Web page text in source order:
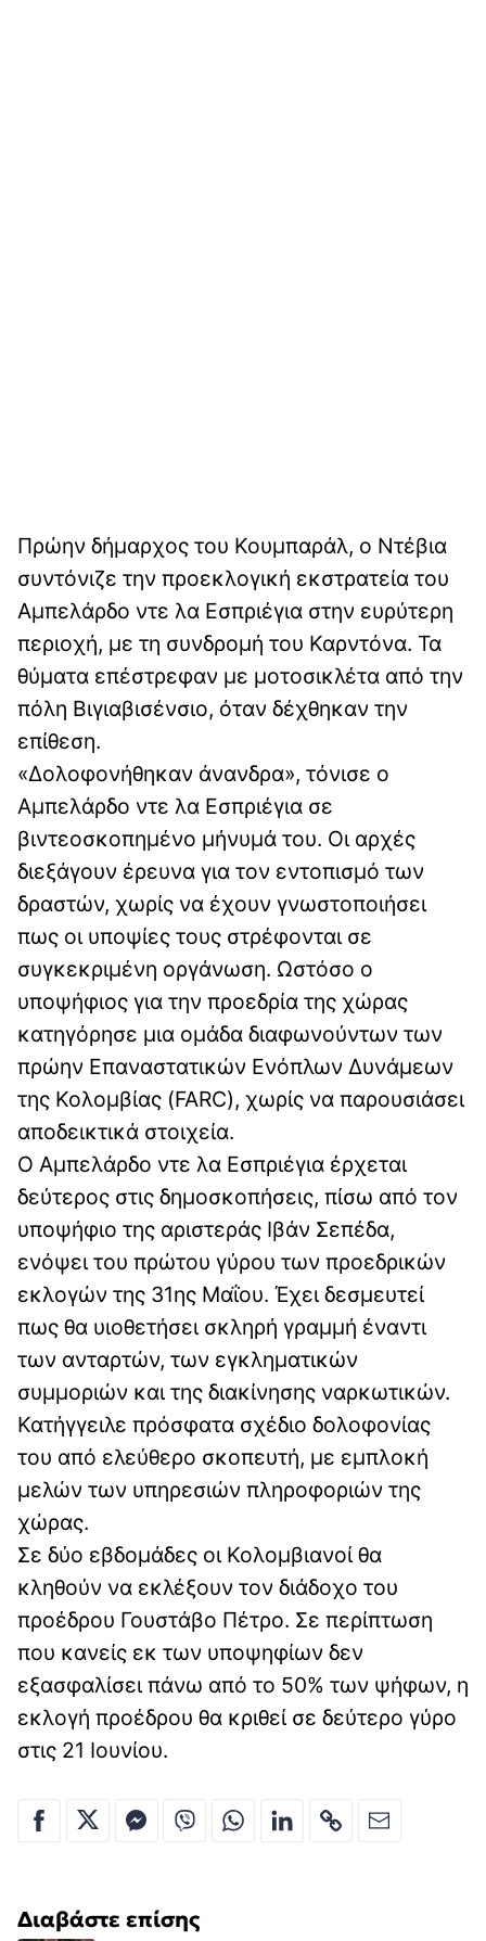
Πρώην δήμαρχος του Κουμπαράλ, ο Ντέβια
συντόνιζε την προεκλογική εκστρατεία του
Αμπελάρδο ντε λα Εσπριέγια στην ευρύτερη
περιοχή, με τη συνδρομή του Καρντόνα. Τα
θύματα επέστρεφαν με μοτοσικλέτα από την
πόλη Βιγιαβισένσιο, όταν δέχθηκαν την
επίθεση.
«Δολοφονήθηκαν άνανδρα», τόνισε ο
Αμπελάρδο ντε λα Εσπριέγια σε
βιντεοσκοπημένο μήνυμά του. Οι αρχές
διεξάγουν έρευνα για τον εντοπισμό των
δραστών, χωρίς να έχουν γνωστοποιήσει
πως οι υποψίες τους στρέφονται σε
συγκεκριμένη οργάνωση. Ωστόσο ο
υποψήφιος για την προεδρία της χώρας
κατηγόρησε μια ομάδα διαφωνούντων των
πρώην Επαναστατικών Ενόπλων Δυνάμεων
της Κολομβίας (FARC), χωρίς να παρουσιάσει
αποδεικτικά στοιχεία.
Ο Αμπελάρδο ντε λα Εσπριέγια έρχεται
δεύτερος στις δημοσκοπήσεις, πίσω από τον
υποψήφιο της αριστεράς Ιβάν Σεπέδα,
ενόψει του πρώτου γύρου των προεδρικών
εκλογών της 31ης Μαΐου. Έχει δεσμευτεί
πως θα υιοθετήσει σκληρή γραμμή έναντι
των ανταρτών, των εγκληματικών
συμμοριών και της διακίνησης ναρκωτικών.
Κατήγγειλε πρόσφατα σχέδιο δολοφονίας
του από ελεύθερο σκοπευτή, με εμπλοκή
μελών των υπηρεσιών πληροφοριών της
χώρας.
Σε δύο εβδομάδες οι Κολομβιανοί θα
κληθούν να εκλέξουν τον διάδοχο του
προέδρου Γουστάβο Πέτρο. Σε περίπτωση
που κανείς εκ των υποψηφίων δεν
εξασφαλίσει πάνω από το 50% των ψήφων, η
εκλογή προέδρου θα κριθεί σε δεύτερο γύρο
στις 21 Ιουνίου.
Διαβάστε επίσης